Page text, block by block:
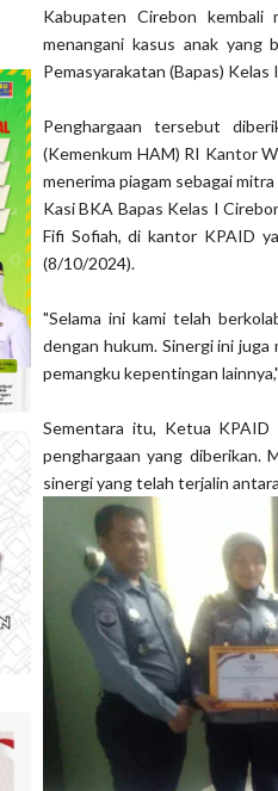
Kabupaten Cirebon kembali
menangani kasus anak yang
Pemasyarakatan (Bapas)
Penghargaan tersebut
(Kemenkum HAM) RI Kantor
menerima piagam sebagai
Kasi BKA Bapas Kelas I
Fifi Sofiah, di kantor KPAID
(8/10/2024).
"Selama ini kami telah
dengan hukum. Sinergi ini
pemangku kepentingan
Sementara itu, Ketua KPAID
penghargaan yang diberikan.
sinergi yang telah terjalin